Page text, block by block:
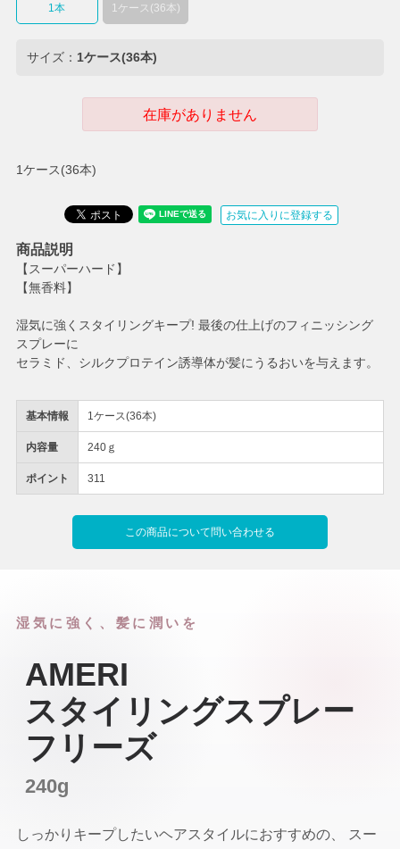
1ケース(36本)
基本情報 1ケース(36本)
内容量 240ｇ
ポイント 311
1本 1ケース(36本)
サイズ： 1ケース(36本)
在庫がありません
お気に入りに登録する
この商品について問い合わせる
商品説明
【スーパーハード】
【無香料】
湿気に強くスタイリングキープ! 最後の仕上げのフィニッシング
スプレーに
セラミド、シルクプロテイン誘導体が髪にうるおいを与えます。
湿気に強く、髪に潤いを
AMERI
スタイリングスプレー
フリーズ
240g
しっかりキープしたいヘアスタイルにおすすめの、 スー